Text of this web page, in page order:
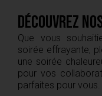
Découvrez
Que vous
soirée effrayante,
une soirée
pour vos
parfaites pour vous.